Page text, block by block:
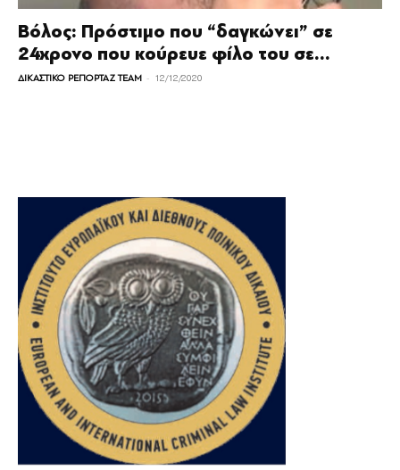
Βόλος: Πρόστιμο που “δαγκώνει” σε
24χρονο που κούρευε φίλο του σε...
ΔΙΚΑΣΤΙΚΟ ΡΕΠΟΡΤΑΖ TEAM - 12/12/2020